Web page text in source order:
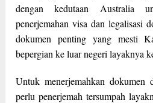
dengan kedutaan Australia
penerjemahan visa dan legalisasi
dokumen penting yang mesti
bepergian ke luar negeri layaknya
Untuk menerjemahkan
perlu penerjemah tersumpah